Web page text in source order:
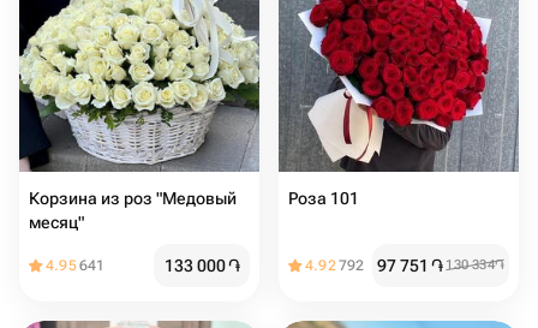
Корзина из роз "Медовый
месяц"
4.95641 133 000֏
Роза 101
4.92792 97 751 ֏ 130 334֏